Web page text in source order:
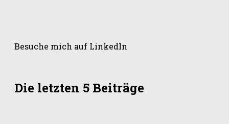
Besuche mich auf LinkedIn
Die letzten 5 Beiträge